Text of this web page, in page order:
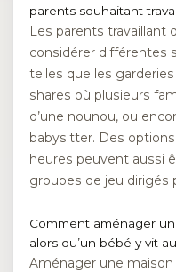
parents souhaitant
Les parents travaillant
considérer différentes
telles que les
shares où plusieurs
d’une nounou, ou
babysitter. Des
heures peuvent aussi
groupes de jeu dirigés
Comment aménager
alors qu’un bébé y vit
Aménager une